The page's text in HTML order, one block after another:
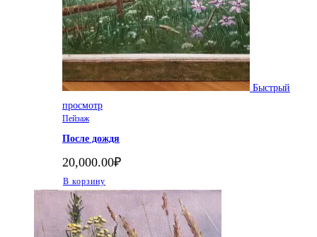
Быстрый
просмотр
Пейзаж
После дождя
20,000.00₽
В корзину